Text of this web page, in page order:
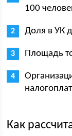
100
Доля в УК
Площадь
Как